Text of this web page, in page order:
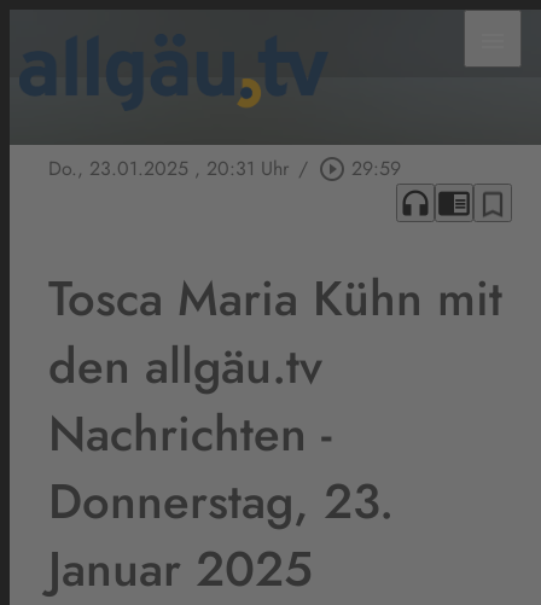
Do., 23.01.2025 , 20:31 Uhr / play_circle_outline 29:59
headphones chrome_reader_mode bookmark_border
Tosca Maria Kühn mit
den allgäu.tv
Nachrichten -
Donnerstag, 23.
Januar 2025